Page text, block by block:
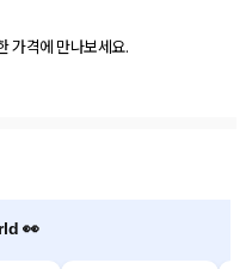
가격에 만나보세요.
👀